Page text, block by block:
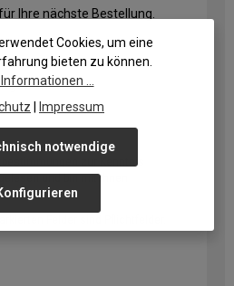
Ihre nächste Bestellung.
und bin mit ihnen
Cookies, um eine
bieten zu können.
...
Impressum
notwendige